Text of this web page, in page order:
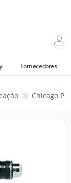
Fornecedores
Chicago